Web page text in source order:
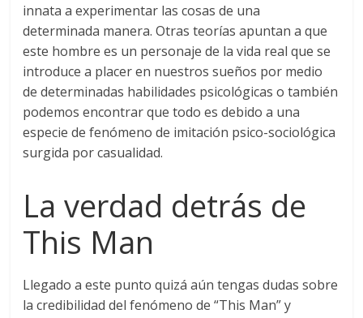
innata a experimentar las cosas de una
determinada manera. Otras teorías apuntan a que
este hombre es un personaje de la vida real que se
introduce a placer en nuestros sueños por medio
de determinadas habilidades psicológicas o también
podemos encontrar que todo es debido a una
especie de fenómeno de imitación psico-sociológica
surgida por casualidad.
La verdad detrás de
This Man
Llegado a este punto quizá aún tengas dudas sobre
la credibilidad del fenómeno de “This Man” y